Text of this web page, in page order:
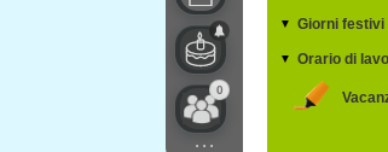
▼ Giorni festivi
▼ Orario di
0
...